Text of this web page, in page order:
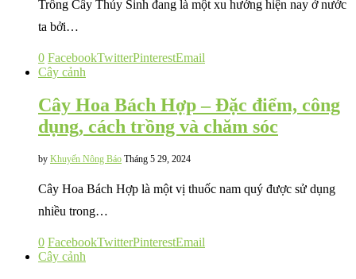
Trồng Cây Thủy Sinh đang là một xu hướng hiện nay ở nước
ta bởi…
0 FacebookTwitterPinterestEmail
Cây cảnh
Cây Hoa Bách Hợp – Đặc điểm, công
dụng, cách trồng và chăm sóc
by Khuyến Nông Báo Tháng 5 29, 2024
Cây Hoa Bách Hợp là một vị thuốc nam quý được sử dụng
nhiều trong…
0 FacebookTwitterPinterestEmail
Cây cảnh